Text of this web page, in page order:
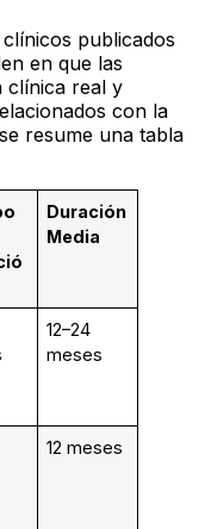
publicados
en que las
clínica real y
con la
resume una tabla
Duración
Media
12–24
meses
12 meses